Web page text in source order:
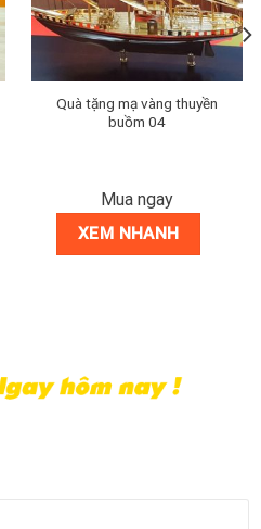
Quà tặng mạ vàng thuyền
buồm 04
Mua ngay
XEM NHANH